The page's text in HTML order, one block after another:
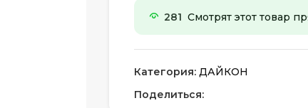
281 Смотрят этот товар
Категория: ДАЙКОН
Поделиться: